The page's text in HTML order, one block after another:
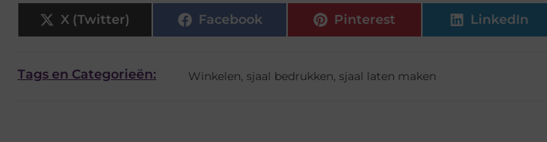
X (Twitter) Facebook Pinterest LinkedIn
Tags en Categorieën: Winkelen, sjaal bedrukken, sjaal laten maken